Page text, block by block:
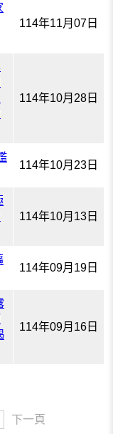
114年11月07日
114年10月28日
114年10月23日
114年10月13日
114年09月19日
114年09月16日
下一頁